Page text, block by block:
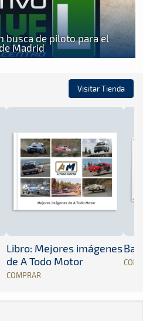
busca de piloto para el
Madrid
Visitar Tienda
Libro: Mejores imágenes
de A Todo Motor
COMPRAR